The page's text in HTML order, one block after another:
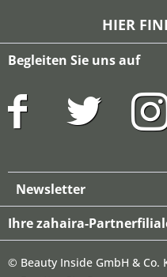
HIER
Begleiten Sie uns auf
Newsletter
Ihre zahaira-
© Beauty Inside GmbH & Co.